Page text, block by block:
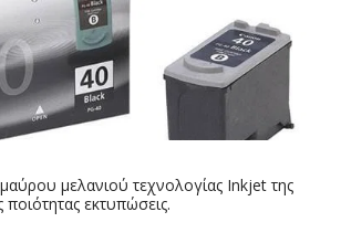
μελανιού τεχνολογίας Inkjet της
εκτυπώσεις.